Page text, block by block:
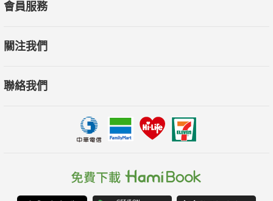
會員服務
關注我們
聯絡我們